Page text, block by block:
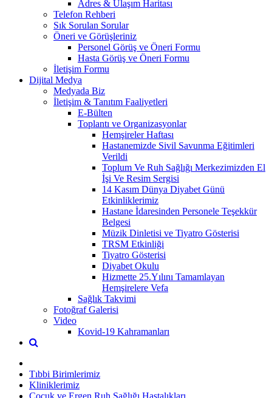
Adres & Ulaşım Haritası
Telefon Rehberi
Sık Sorulan Sorular
Öneri ve Görüşleriniz
Personel Görüş ve Öneri Formu
Hasta Görüş ve Öneri Formu
İletişim Formu
Dijital Medya
Medyada Biz
İletişim & Tanıtım Faaliyetleri
E-Bülten
Toplantı ve Organizasyonlar
Hemşireler Haftası
Hastanemizde Sivil Savunma Eğitimleri
Verildi
Toplum Ve Ruh Sağlığı Merkezimizden El
İşi Ve Resim Sergisi
14 Kasım Dünya Diyabet Günü
Etkinliklerimiz
Hastane İdaresinden Personele Teşekkür
Belgesi
Müzik Dinletisi ve Tiyatro Gösterisi
TRSM Etkinliği
Tiyatro Gösterisi
Diyabet Okulu
Hizmette 25.Yılını Tamamlayan
Hemşirelere Vefa
Sağlık Takvimi
Fotoğraf Galerisi
Video
Kovid-19 Kahramanları
Tıbbi Birimlerimiz
Kliniklerimiz
Çocuk ve Ergen Ruh Sağlığı Hastalıkları